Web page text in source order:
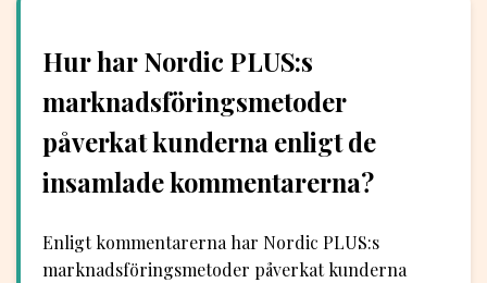
Hur har Nordic PLUS:s
marknadsföringsmetoder
påverkat kunderna enligt de
insamlade kommentarerna?
Enligt kommentarerna har Nordic PLUS:s
marknadsföringsmetoder påverkat kunderna